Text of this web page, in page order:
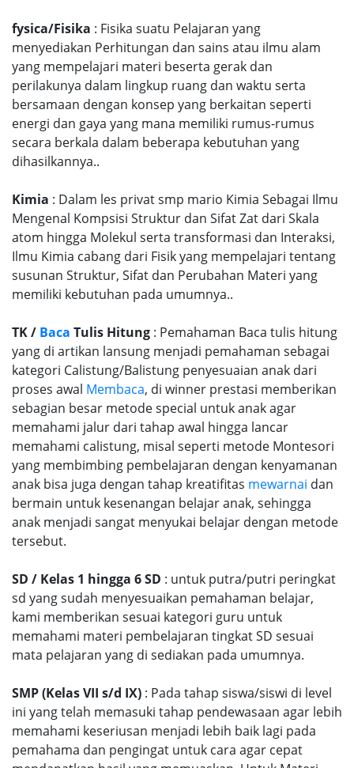
fysica/Fisika : Fisika suatu Pelajaran yang
menyediakan Perhitungan dan sains atau ilmu alam
yang mempelajari materi beserta gerak dan
perilakunya dalam lingkup ruang dan waktu serta
bersamaan dengan konsep yang berkaitan seperti
energi dan gaya yang mana memiliki rumus-rumus
secara berkala dalam beberapa kebutuhan yang
dihasilkannya..
Kimia : Dalam les privat smp mario Kimia Sebagai Ilmu
Mengenal Kompsisi Struktur dan Sifat Zat dari Skala
atom hingga Molekul serta transformasi dan Interaksi,
Ilmu Kimia cabang dari Fisik yang mempelajari tentang
susunan Struktur, Sifat dan Perubahan Materi yang
memiliki kebutuhan pada umumnya..
TK / Baca Tulis Hitung : Pemahaman Baca tulis hitung
yang di artikan lansung menjadi pemahaman sebagai
kategori Calistung/Balistung penyesuaian anak dari
proses awal Membaca, di winner prestasi memberikan
sebagian besar metode special untuk anak agar
memahami jalur dari tahap awal hingga lancar
memahami calistung, misal seperti metode Montesori
yang membimbing pembelajaran dengan kenyamanan
anak bisa juga dengan tahap kreatifitas mewarnai dan
bermain untuk kesenangan belajar anak, sehingga
anak menjadi sangat menyukai belajar dengan metode
tersebut.
SD / Kelas 1 hingga 6 SD : untuk putra/putri peringkat
sd yang sudah menyesuaikan pemahaman belajar,
kami memberikan sesuai kategori guru untuk
memahami materi pembelajaran tingkat SD sesuai
mata pelajaran yang di sediakan pada umumnya.
SMP (Kelas VII s/d IX) : Pada tahap siswa/siswi di level
ini yang telah memasuki tahap pendewasaan agar lebih
memahami keseriusan menjadi lebih baik lagi pada
pemahama dan pengingat untuk cara agar cepat